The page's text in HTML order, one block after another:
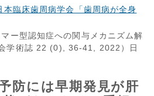
本臨床歯周病学会「歯周病が全身
マー型認知症への関与メカニズム解
学術誌 22 (0), 36-41, 2022 ）日
防には早期発見が肝